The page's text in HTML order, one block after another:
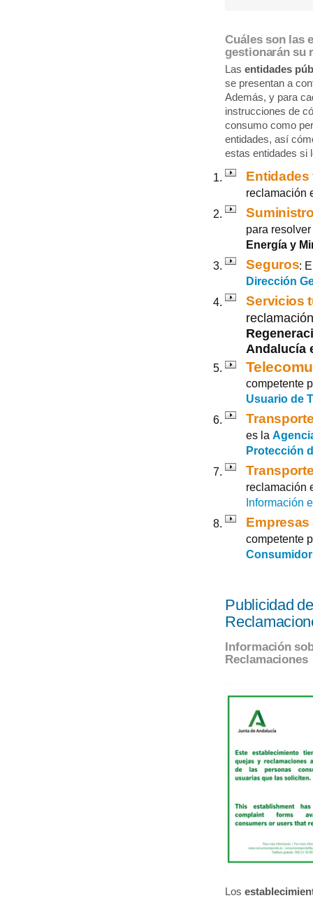
Cuáles son las
gestionarán su
Lasentidades
se presentan a
Además, y para
instrucciones de
consumo como
entidades, así
estas entidades si
reclamación
para
Energía y
Seguros:
Dirección
Servicios
Andalucía
competente
Usuario de
es la
Protección
reclamación
Información
Empresas
competente
Consumidor
Publicidad
Información
Reclamaciones
Los